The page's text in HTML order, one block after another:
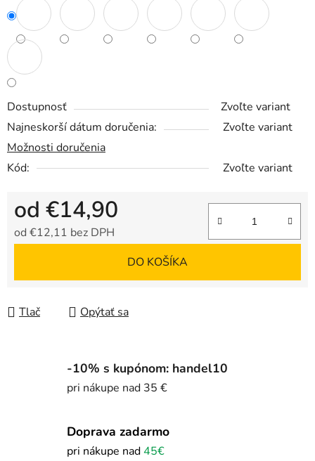
Dostupnosť
Zvoľte variant
Najneskorší dátum doručenia:
Zvoľte variant
Možnosti doručenia
Kód:
Zvoľte variant
od €14,90
od €12,11 bez DPH
DO KOŠÍKA
Tlač Opýtať sa
-10% s kupónom: handel10
pri nákupe nad 35 €
Doprava zadarmo
pri nákupe nad45€